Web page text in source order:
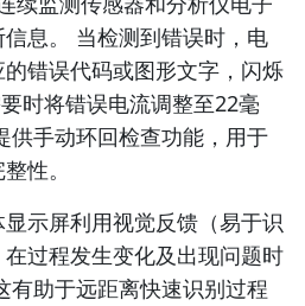
息。 当检测到错误时，电
错误代码或图形文字，闪烁
时将错误电流调整至22毫
供手动环回检查功能，用于
性。
示屏利用视觉反馈（易于识
过程发生变化及出现问题时
有助于远距离快速识别过程